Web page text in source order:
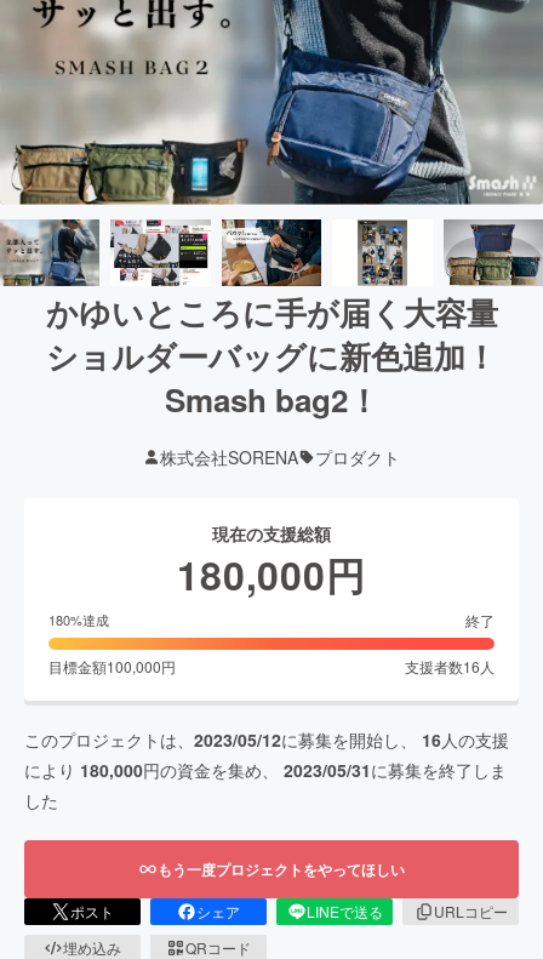
かゆいところに手が届く大容量
ショルダーバッグに新色追加！
Smash bag2！
株式会社SORENA プロダクト
現在の支援総額
180,000円
180%達成 終了
目標金額100,000円 支援者数16 人
このプロジェクトは、 2023/05/12に募集を開始し、 16人の支援
により 180,000円の資金を集め、 2023/05/31に募集を終了しま
した
もう一度プロジェクトをやってほしい
ポスト シェア LINEで送る
URLコピー
埋め込み
QRコード